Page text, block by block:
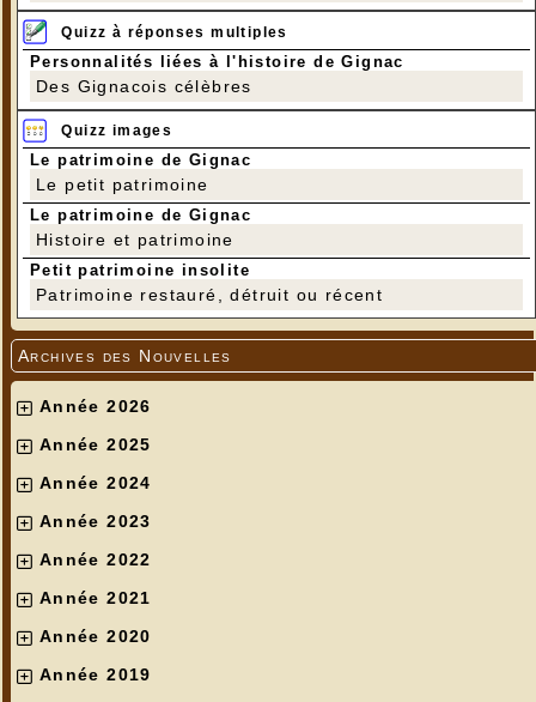
Quizz à réponses multiples
Personnalités liées à l'histoire de Gignac
Des Gignacois célèbres
Quizz images
Le patrimoine de Gignac
Le petit patrimoine
Le patrimoine de Gignac
Histoire et patrimoine
Petit patrimoine insolite
Patrimoine restauré, détruit ou récent
Archives des Nouvelles
Année 2026
Année 2025
Année 2024
Année 2023
Année 2022
Année 2021
Année 2020
Année 2019